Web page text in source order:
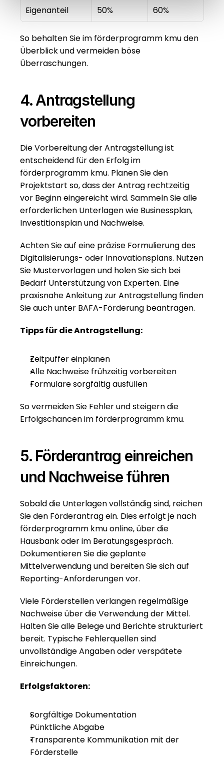
Eigenanteil
50% 60%
So behalten Sie im förderprogramm kmu den
Überblick und vermeiden böse
Überraschungen.
4. Antragstellung
vorbereiten
Die Vorbereitung der Antragstellung ist
entscheidend für den Erfolg im
förderprogramm kmu. Planen Sie den
Projektstart so, dass der Antrag rechtzeitig
vor Beginn eingereicht wird. Sammeln Sie alle
erforderlichen Unterlagen wie Businessplan,
Investitionsplan und Nachweise.
Achten Sie auf eine präzise Formulierung des
Digitalisierungs- oder Innovationsplans. Nutzen
Sie Mustervorlagen und holen Sie sich bei
Bedarf Unterstützung von Experten. Eine
praxisnahe Anleitung zur Antragstellung finden
Sie auch unter BAFA-Förderung beantragen.
Tipps für die Antragstellung:
Zeitpuffer einplanen
Alle Nachweise frühzeitig vorbereiten
Formulare sorgfältig ausfüllen
So vermeiden Sie Fehler und steigern die
Erfolgschancen im förderprogramm kmu.
5. Förderantrag einreichen
und Nachweise führen
Sobald die Unterlagen vollständig sind, reichen
Sie den Förderantrag ein. Dies erfolgt je nach
förderprogramm kmu online, über die
Hausbank oder im Beratungsgespräch.
Dokumentieren Sie die geplante
Mittelverwendung und bereiten Sie sich auf
Reporting-Anforderungen vor.
Viele Förderstellen verlangen regelmäßige
Nachweise über die Verwendung der Mittel.
Halten Sie alle Belege und Berichte strukturiert
bereit. Typische Fehlerquellen sind
unvollständige Angaben oder verspätete
Einreichungen.
Erfolgsfaktoren:
Sorgfältige Dokumentation
Pünktliche Abgabe
Transparente Kommunikation mit der
Förderstelle